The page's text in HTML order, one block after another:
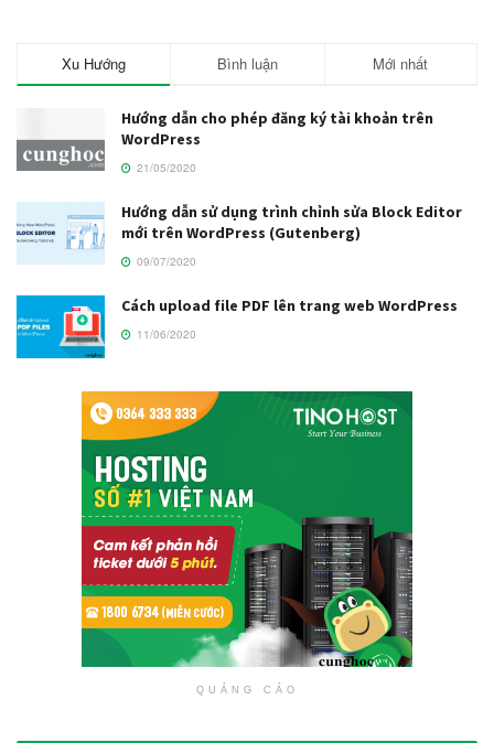
Xu Hướng Bình luận Mới nhất
Hướng dẫn cho phép đăng ký tài khoản trên
WordPress
21/05/2020
Hướng dẫn sử dụng trình chỉnh sửa Block Editor
mới trên WordPress (Gutenberg)
09/07/2020
Cách upload file PDF lên trang web WordPress
11/06/2020
QUẢNG CÁO